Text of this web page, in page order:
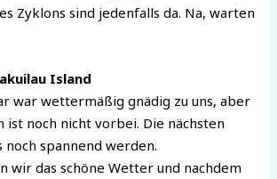
Zyklons sind jedenfalls da. Na, warten
Island
war wettermäßig gnädig zu uns, aber
ist noch nicht vorbei. Die nächsten
noch spannend werden.
wir das schöne Wetter und nachdem